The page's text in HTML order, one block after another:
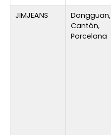
JIMJEANS
Dongguan,
Cantón,
Porcelana